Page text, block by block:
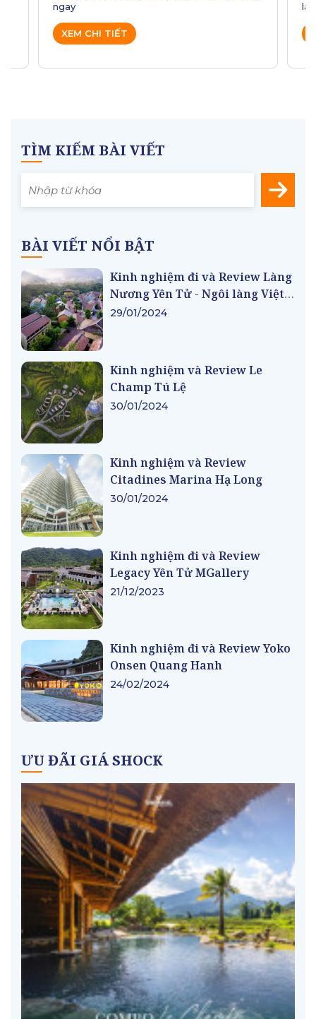
ngay
XEM CHI TIẾT
TÌM KIẾM BÀI VIẾT
BÀI VIẾT NỔI BẬT
Kinh nghiệm đi và Review Làng
Nương Yên Tử - Ngôi làng Việt
cổ thời Trần
29/01/2024
Kinh nghiệm và Review Le
Champ Tú Lệ
30/01/2024
Kinh nghiệm và Review
Citadines Marina Hạ Long
30/01/2024
Kinh nghiệm đi và Review
Legacy Yên Tử MGallery
21/12/2023
Kinh nghiệm đi và Review Yoko
Onsen Quang Hanh
24/02/2024
ƯU ĐÃI GIÁ SHOCK